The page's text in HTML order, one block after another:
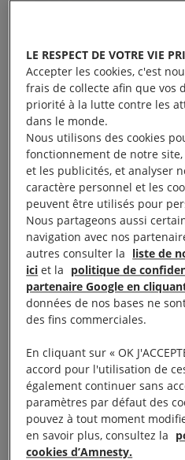
projection du film « Nos
à l’Atrium de Chaville
Emanuel Janeau membre
d’administration
LE RESPECT DE VOTRE VIE
Accepter les cookies, c'est
frais de collecte afin que vos
priorité à la lutte contre les
dans le monde.
Nous utilisons des cookies
fonctionnement de notre
et les publicités, et analyser
caractère personnel et les
peuvent être utilisés pour
Nous partageons aussi
navigation avec nos
autres consulter la liste de
ici et la politique de
partenaire Google en
données de nos bases ne
des fins commerciales.
En cliquant sur « OK
accord pour l'utilisation de
également continuer sans
paramètres par défaut des
pouvez à tout moment
en savoir plus, consultez la
cookies d’Amnesty.